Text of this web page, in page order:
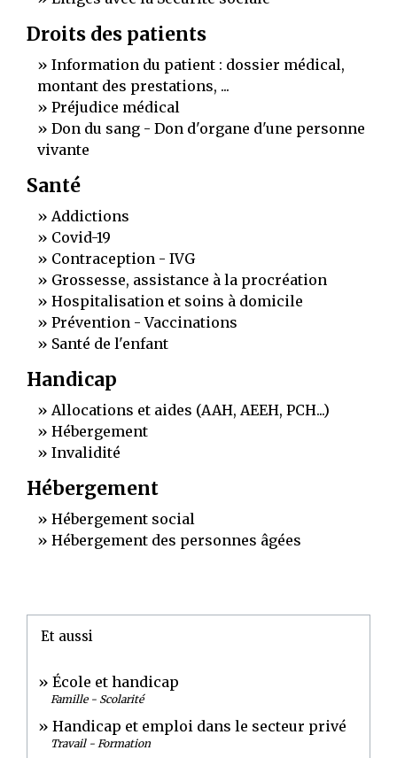
Droits des patients
Information du patient : dossier médical,
montant des prestations, ...
Préjudice médical
Don du sang - Don d'organe d'une personne
vivante
Santé
Addictions
Covid-19
Contraception - IVG
Grossesse, assistance à la procréation
Hospitalisation et soins à domicile
Prévention - Vaccinations
Santé de l'enfant
Handicap
Allocations et aides (AAH, AEEH, PCH...)
Hébergement
Invalidité
Hébergement
Hébergement social
Hébergement des personnes âgées
Et aussi
École et handicap
Famille - Scolarité
Handicap et emploi dans le secteur privé
Travail - Formation